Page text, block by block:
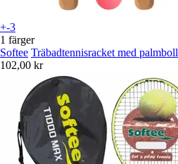
+-3
1 färger
Softee Träbadtennisracket med palmboll
102,00 kr